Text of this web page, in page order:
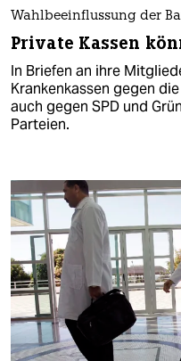
Wahlbeeinflussung der
Private Kassen
In Briefen an ihre
Krankenkassen gegen
auch gegen SPD und
Parteien.